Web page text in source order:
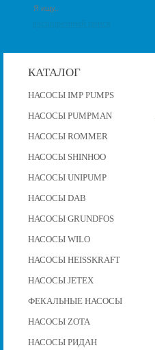
КАТАЛОГ
НАСОСЫ IMP PUMPS
НАСОСЫ PUMPMAN
НАСОСЫ ROMMER
НАСОСЫ SHINHOO
НАСОСЫ UNIPUMP
НАСОСЫ DAB
НАСОСЫ GRUNDFOS
НАСОСЫ WILO
НАСОСЫ HEISSKRAFT
НАСОСЫ JETEX
ФЕКАЛЬНЫЕ НАСОСЫ
НАСОСЫ ZOTA
НАСОСЫ РИДАН